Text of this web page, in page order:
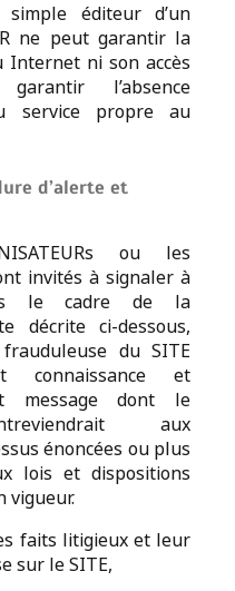
éditeur d’un
ne peut garantir la
Internet ni son accès
l’absence
service propre au
d’alerte et
ou les
invités à signaler à
le cadre de la
décrite ci-dessous,
du SITE
et
message dont le
aux
énoncées ou plus
lois et dispositions
vigueur.
faits litigieux et leur
sur le SITE,